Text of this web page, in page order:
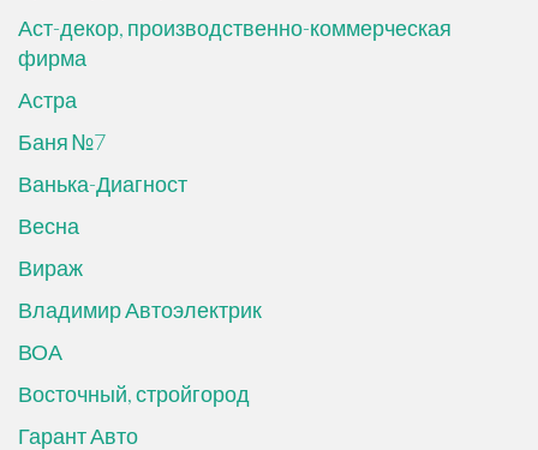
Аст-декор, производственно-коммерческая
фирма
Астра
Баня №7
Ванька-Диагност
Весна
Вираж
Владимир Автоэлектрик
ВОА
Восточный, стройгород
Гарант Авто